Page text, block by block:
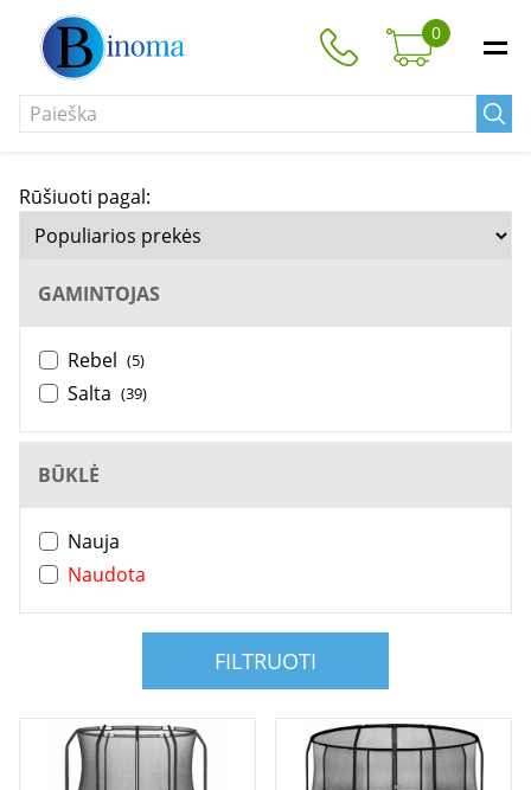
0
Rūšiuoti pagal:
GAMINTOJAS
Rebel (5)
Salta (39)
BŪKLĖ
Nauja
Naudota
FILTRUOTI